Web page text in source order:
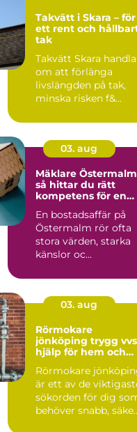
Takvätt i Skara – för
ett rent och
tak
Takvätt Skara
om att förlänga
livslängden på tak,
minska risken f&...
03. aug
Mäklare
så hittar du rätt
kompetens för en
En bostadsaffär på
Östermalm rör ofta
stora värden, starka
känslor oc...
03. aug
Rörmokare
jönköping trygg vvs-
hjälp för hem och
Rörmokare
är ett av de
sökorden för dig
behöver snabb, säker